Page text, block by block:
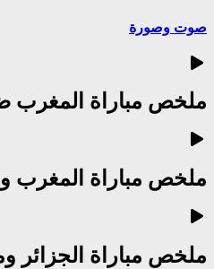
صوت وصورة
ملخص مباراة المغرب
ملخص مباراة المغرب
ملخص مباراة الجزائر